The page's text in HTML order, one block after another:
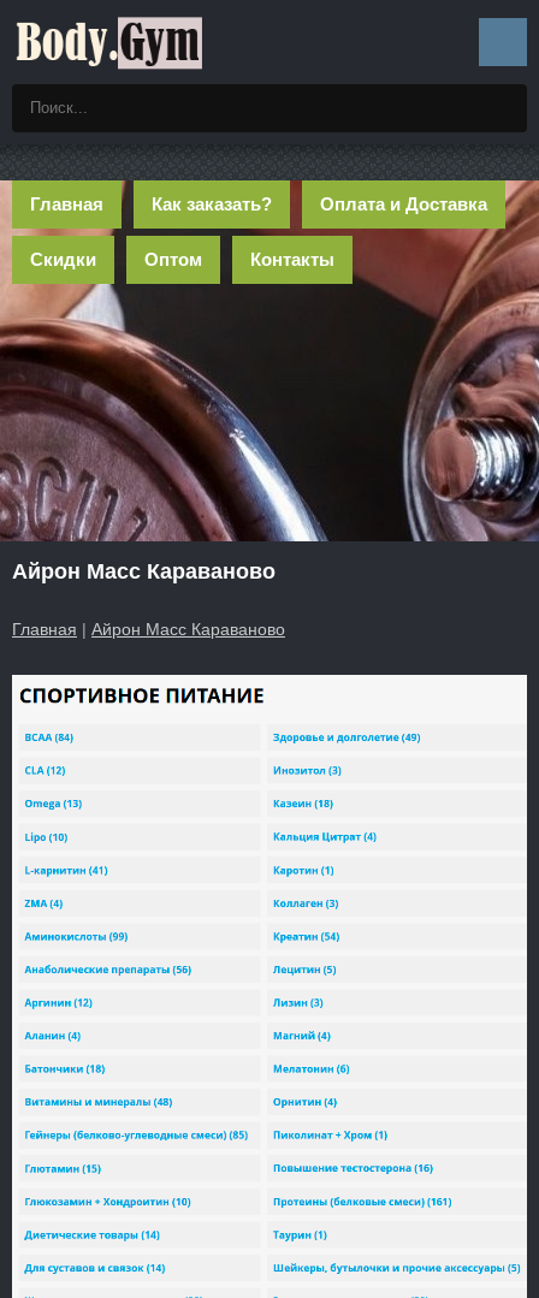
Главная Как заказать? Оплата и Доставка
Скидки Оптом Контакты
Айрон Масс Караваново
Главная | Айрон Масс Караваново